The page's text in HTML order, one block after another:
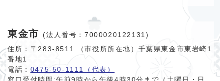
東金市
(法人番号：7000020122131)
住所：〒283-8511 （市役所所在地）千葉県東金市東岩崎1
番地1
電話： 0475-50-1111（代表）